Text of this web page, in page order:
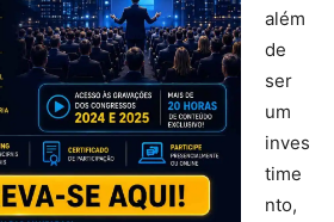
além
de
ser
um
inves
time
nto,